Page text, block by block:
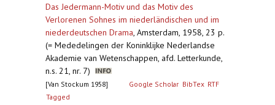
Das Jedermann-Motiv und das Motiv des
Verlorenen Sohnes im niederländischen und im
niederdeutschen Drama, Amsterdam, 1958, 23 p.
(= Mededelingen der Koninklijke Nederlandse
Akademie van Wetenschappen, afd. Letterkunde,
n.s. 21, nr. 7)
[Van Stockum 1958] Google Scholar BibTex RTF
Tagged